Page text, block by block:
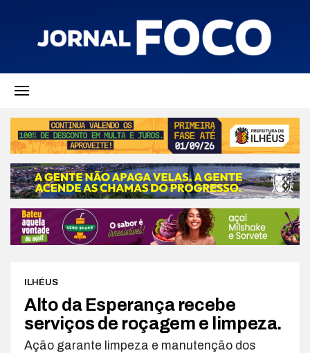
ILHÉUS
Alto da Esperança recebe
serviços de roçagem e limpeza.
Ação garante limpeza e manutenção dos